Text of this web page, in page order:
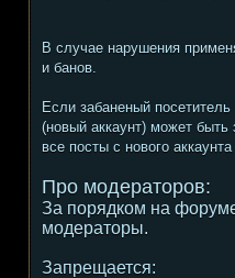
В случае нарушения
и банов.
Если забаненый
(новый аккаунт) может
все посты с нового
Про модераторов:
За порядком на
модераторы.
Запрещается: